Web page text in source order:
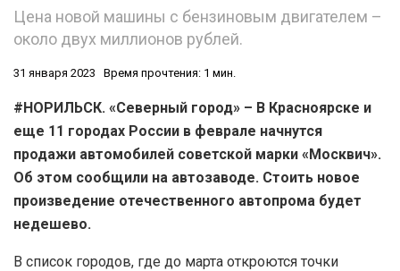
Цена новой машины с бензиновым двигателем –
около двух миллионов рублей.
31 января 2023 Время прочтения: 1 мин.
#НОРИЛЬСК. «Северный город» – В Красноярске и
еще 11 городах России в феврале начнутся
продажи автомобилей советской марки «Москвич».
Об этом сообщили на автозаводе. Стоить новое
произведение отечественного автопрома будет
недешево.
В список городов, где до марта откроются точки